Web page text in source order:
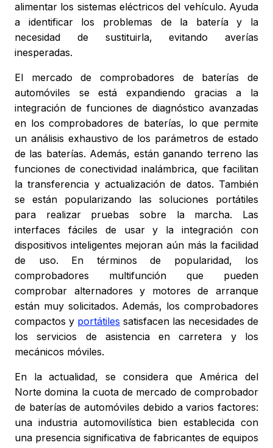
alimentar los sistemas eléctricos del vehículo. Ayuda
a identificar los problemas de la batería y la
necesidad de sustituirla, evitando averías
inesperadas.
El mercado de comprobadores de baterías de
automóviles se está expandiendo gracias a la
integración de funciones de diagnóstico avanzadas
en los comprobadores de baterías, lo que permite
un análisis exhaustivo de los parámetros de estado
de las baterías. Además, están ganando terreno las
funciones de conectividad inalámbrica, que facilitan
la transferencia y actualización de datos. También
se están popularizando las soluciones portátiles
para realizar pruebas sobre la marcha. Las
interfaces fáciles de usar y la integración con
dispositivos inteligentes mejoran aún más la facilidad
de uso. En términos de popularidad, los
comprobadores multifunción que pueden
comprobar alternadores y motores de arranque
están muy solicitados. Además, los comprobadores
compactos y portátiles satisfacen las necesidades de
los servicios de asistencia en carretera y los
mecánicos móviles.
En la actualidad, se considera que América del
Norte domina la cuota de mercado de comprobador
de baterías de automóviles debido a varios factores:
una industria automovilística bien establecida con
una presencia significativa de fabricantes de equipos